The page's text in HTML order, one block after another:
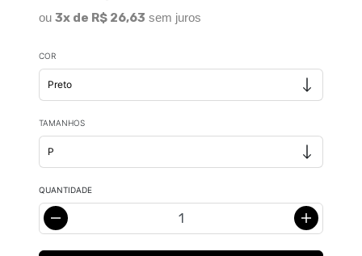
ou 3x de R$ 26,63 sem juros
COR
TAMANHOS
QUANTIDADE